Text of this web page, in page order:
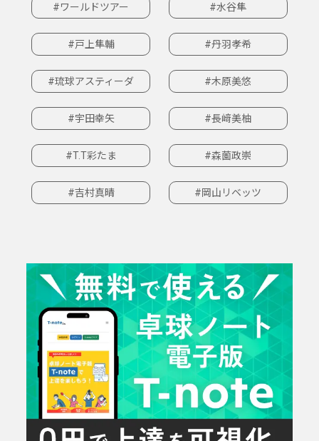
#ワールドツアー #水谷隼
#戸上隼輔 #丹羽孝希
#琉球アスティーダ #木原美悠
#宇田幸矢 #長﨑美柚
#T.T彩たま #森薗政崇
#吉村真晴 #岡山リベッツ